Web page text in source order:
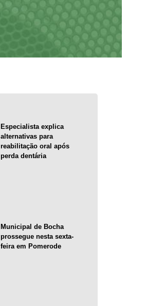
Especialista explica
alternativas para
reabilitação oral após
perda dentária
Municipal de Bocha
prossegue nesta sexta-
feira em Pomerode